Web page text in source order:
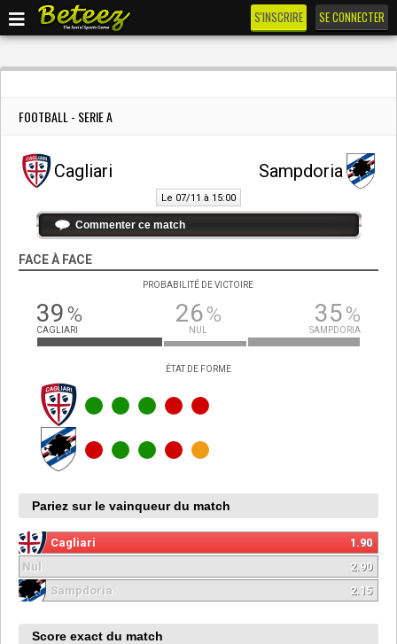
S'INSCRIRE SE CONNECTER
FOOTBALL - SERIE A
Cagliari Sampdoria
Le 07/11 à 15:00
Commenter ce match
FACE À FACE
PROBABILITÉ DE VICTOIRE
39%
CAGLIARI
26%
NUL
35%
SAMPDORIA
ÉTAT DE FORME
Pariez sur le vainqueur du match
Cagliari
1.90
Nul
2.90
Sampdoria
2.15
Score exact du match